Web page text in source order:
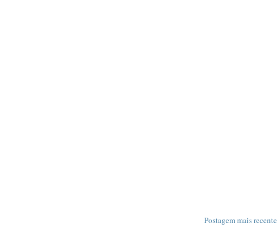
Postagem mais recente